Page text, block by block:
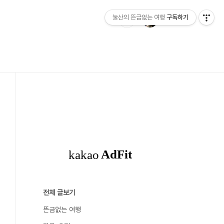
전체 글보기
뜬금없는 여행
눌산의 뜬금없는 여행 구독하기